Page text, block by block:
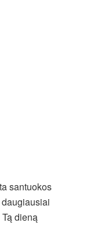
santuokos
dieną